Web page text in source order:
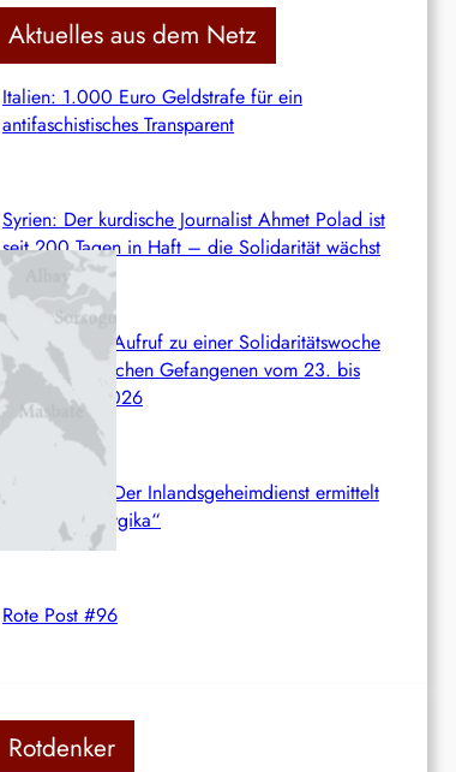
Aktuelles aus dem Netz
Italien: 1.000 Euro Geldstrafe für ein
antifaschistisches Transparent
Syrien: Der kurdische Journalist Ahmet Polad ist
seit 200 Tagen in Haft – die Solidarität wächst
International: Aufruf zu einer Solidaritätswoche
mit anarchistischen Gefangenen vom 23. bis
30. August 2026
Deutschland: Der Inlandsgeheimdienst ermittelt
gegen „Prosfygika“
Rote Post #96
Rotdenker